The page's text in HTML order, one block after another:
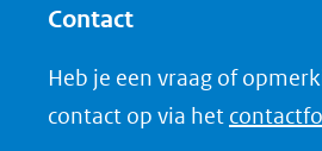
(verwijst
naar
Contact
Heb je een vraag of
contact op via het